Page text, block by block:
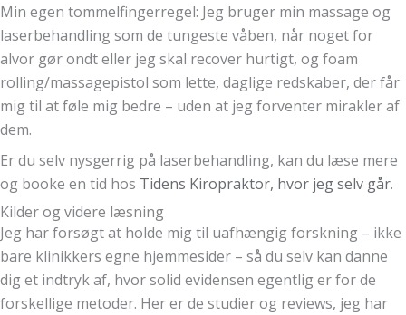
Min egen tommelfingerregel: Jeg bruger min massage og
laserbehandling som de tungeste våben, når noget for
alvor gør ondt eller jeg skal recover hurtigt, og foam
rolling/massagepistol som lette, daglige redskaber, der får
mig til at føle mig bedre – uden at jeg forventer mirakler af
dem.
Er du selv nysgerrig på laserbehandling, kan du læse mere
og booke en tid hos Tidens Kiropraktor, hvor jeg selv går.
Kilder og videre læsning
Jeg har forsøgt at holde mig til uafhængig forskning – ikke
bare klinikkers egne hjemmesider – så du selv kan danne
dig et indtryk af, hvor solid evidensen egentlig er for de
forskellige metoder. Her er de studier og reviews, jeg har